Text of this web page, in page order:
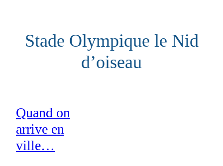
contenuStade Olympique le Nid
d’oiseau
Quand on
arrive en
ville…